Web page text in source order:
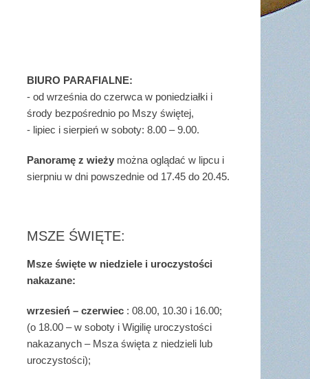
BIURO PARAFIALNE:
- od września do czerwca w poniedziałki i
środy bezpośrednio po Mszy świętej,
- lipiec i sierpień w soboty: 8.00 – 9.00.
Panoramę z wieży można oglądać w lipcu i
sierpniu w dni powszednie od 17.45 do 20.45.
MSZE ŚWIĘTE:
Msze święte w niedziele i uroczystości
nakazane:
wrzesień – czerwiec : 08.00, 10.30 i 16.00;
(o 18.00 – w soboty i Wigilię uroczystości
nakazanych – Msza święta z niedzieli lub
uroczystości);